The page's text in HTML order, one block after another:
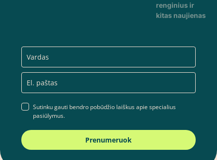
renginius ir
kitas naujienas
Sutinku gauti bendro pobūdžio laiškus apie specialius
pasiūlymus.
Prenumeruok